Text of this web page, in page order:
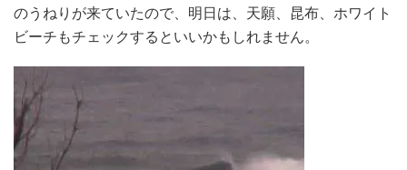
のうねりが来ていたので、明日は、天願、昆布、ホワイト
ビーチもチェックするといいかもしれません。